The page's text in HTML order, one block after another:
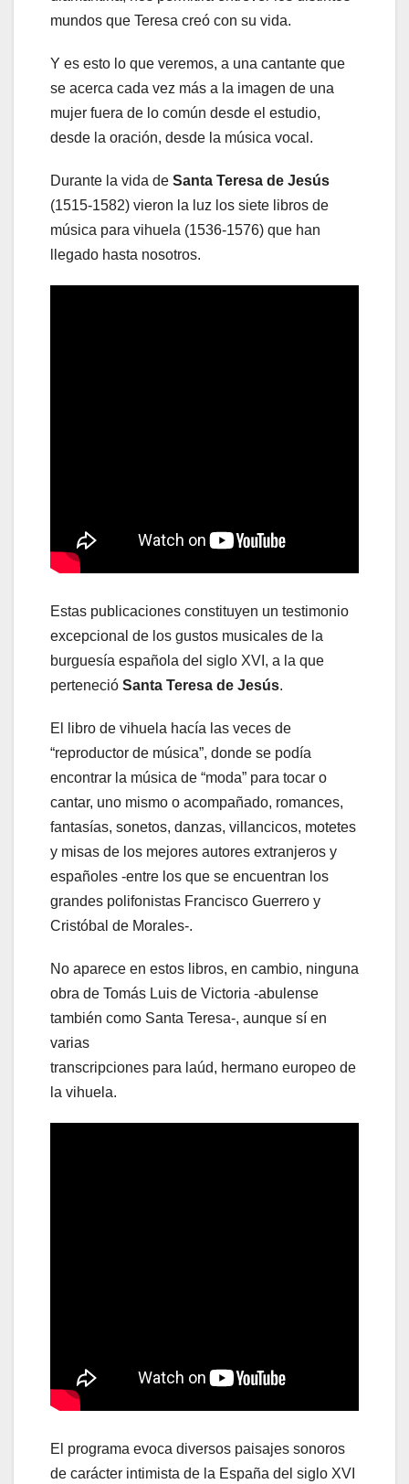
mundos que Teresa creó con su vida.
Y es esto lo que veremos, a una cantante que
se acerca cada vez más a la imagen de una
mujer fuera de lo común desde el estudio,
desde la oración, desde la música vocal.
Durante la vida de Santa Teresa de Jesús
(1515-1582) vieron la luz los siete libros de
música para vihuela (1536-1576) que han
llegado hasta nosotros.
Estas publicaciones constituyen un testimonio
excepcional de los gustos musicales de la
burguesía española del siglo XVI, a la que
perteneció Santa Teresa de Jesús.
El libro de vihuela hacía las veces de
“reproductor de música”, donde se podía
encontrar la música de “moda” para tocar o
cantar, uno mismo o acompañado, romances,
fantasías, sonetos, danzas, villancicos, motetes
y misas de los mejores autores extranjeros y
españoles -entre los que se encuentran los
grandes polifonistas Francisco Guerrero y
Cristóbal de Morales-.
No aparece en estos libros, en cambio, ninguna
obra de Tomás Luis de Victoria -abulense
también como Santa Teresa-, aunque sí en
varias
transcripciones para laúd, hermano europeo de
la vihuela.
El programa evoca diversos paisajes sonoros
de carácter intimista de la España del siglo XVI